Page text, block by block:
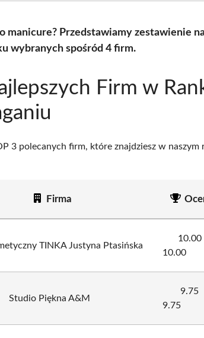
manicure? Przedstawiamy zestawienie
wybranych spośród 4 firm.
Firm w
3 polecanych firm, które znajdziesz w naszym
Firma
TINKA Justyna Ptasińska
10.00
10.00
Studio Piękna A&M
9.75
9.75